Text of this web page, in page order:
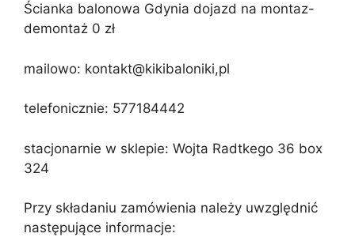
Ścianka balonowa Gdynia dojazd na montaz-
demontaż 0 zł
mailowo: kontakt@kikibaloniki,pl
telefonicznie: 577184442
stacjonarnie w sklepie: Wojta Radtkego 36 box
324
Przy składaniu zamówienia należy uwzględnić
następujące informacje: